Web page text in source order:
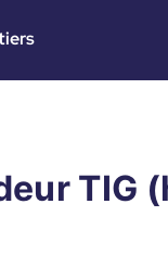
TIG